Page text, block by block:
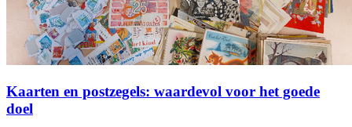
Kaarten en postzegels: waardevol voor het goede
doel